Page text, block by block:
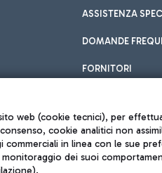
ASSISTENZA
DOMANDE
FORNITORI
web (cookie tecnici), per
cookie analitici non
in linea con le sue
dei suoi